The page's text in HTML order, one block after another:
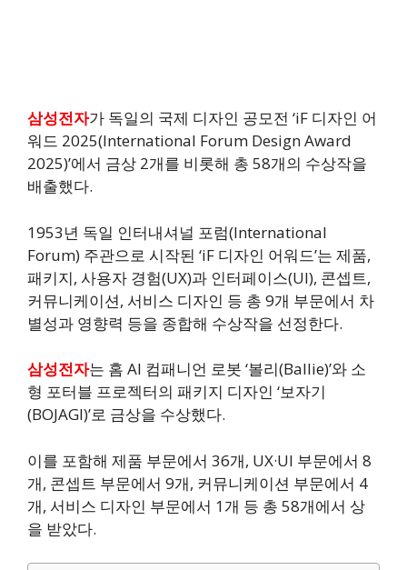
삼성전자가 독일의 국제 디자인 공모전 ‘iF 디자인 어
워드 2025(International Forum Design Award
2025)’에서 금상 2개를 비롯해 총 58개의 수상작을
배출했다.
1953년 독일 인터내셔널 포럼(International
Forum) 주관으로 시작된 ‘iF 디자인 어워드’는 제품,
패키지, 사용자 경험(UX)과 인터페이스(UI), 콘셉트,
커뮤니케이션, 서비스 디자인 등 총 9개 부문에서 차
별성과 영향력 등을 종합해 수상작을 선정한다.
삼성전자는 홈 AI 컴패니언 로봇 ‘볼리(Ballie)’와 소
형 포터블 프로젝터의 패키지 디자인 ‘보자기
(BOJAGI)’로 금상을 수상했다.
이를 포함해 제품 부문에서 36개, UX·UI 부문에서 8
개, 콘셉트 부문에서 9개, 커뮤니케이션 부문에서 4
개, 서비스 디자인 부문에서 1개 등 총 58개에서 상
을 받았다.